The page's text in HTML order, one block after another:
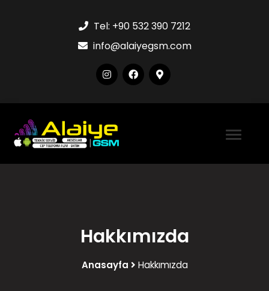
Tel: +90 532 390 7212
info@alaiyegsm.com
Hakkımızda
Anasayfa Hakkımızda